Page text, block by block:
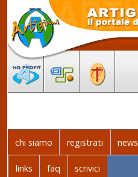
chi siamo registrati news
links faq scrivici